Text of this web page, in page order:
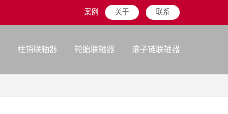
案例 关于 联系
柱销联轴器 轮胎联轴器 滚子链联轴器